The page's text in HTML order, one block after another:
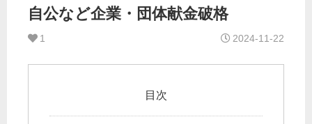
自公など企業・団体献金破格
1 2024-11-22
目次